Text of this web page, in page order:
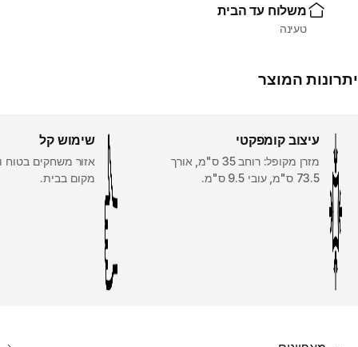
משלוח עד הבית
טעינה
יתרונות המוצר
עיצוב קומפקטי
מזרן מקופל: רוחב 35 ס"מ, אורך
73.5 ס"מ, עובי 9.5 ס"מ.
שימוש קל
אזור משחקים בטוח
מקום בבית.